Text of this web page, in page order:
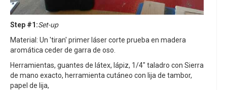
Step #1:Set-up
Material: Un 'tiran' primer láser corte prueba en madera
aromática ceder de garra de oso.
Herramientas, guantes de látex, lápiz, 1/4" taladro con Sierra
de mano exacto, herramienta cutáneo con lija de tambor,
papel de lija,